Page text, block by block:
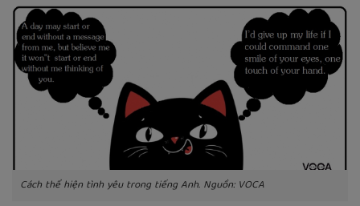
Cách thể hiện tình yêu trong tiếng Anh. Nguồn: VOCA